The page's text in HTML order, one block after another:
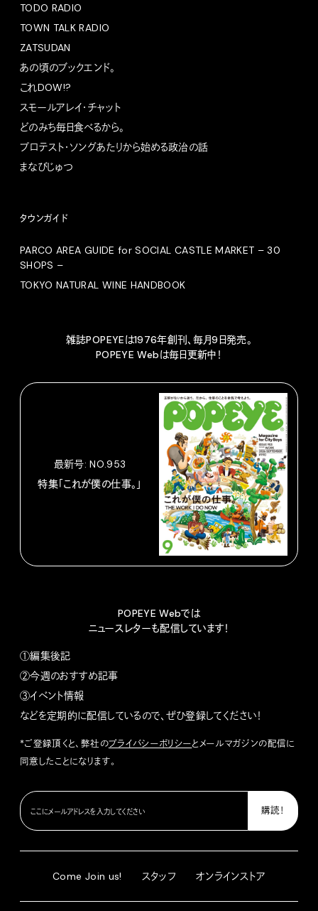
TODO RADIO
TOWN TALK RADIO
ZATSUDAN
あの頃のブックエンド。
これDOW!?
スモールアレイ・チャット
どのみち毎日食べるから。
プロテスト・ソングあたりから始める政治の話
まなびじゅつ
タウンガイド
PARCO AREA GUIDE for SOCIAL CASTLE MARKET – 30
SHOPS –
TOKYO NATURAL WINE HANDBOOK
雑誌POPEYEは1976年創刊、毎月9日発売。
POPEYE Webは毎日更新中！
最新号: NO.953
特集「これが僕の仕事。」
POPEYE Webでは
ニュースレターも配信しています！
①編集後記
②今週のおすすめ記事
③イベント情報
などを定期的に配信しているので、ぜひ登録してください！
*ご登録頂くと、弊社のプライバシーポリシーとメールマガジンの配信に
同意したことになります。
Come Join us! スタッフ オンラインストア